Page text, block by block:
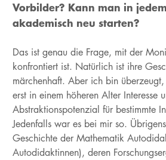
Vorbilder? Kann man in
akademisch neu starten?
Das ist genau die Frage, mit der
konfrontiert ist. Natürlich ist ihre
märchenhaft. Aber ich bin überzeugt,
erst in einem höheren Alter Interesse
Abstraktionspotenzial für bestimmte
Jedenfalls war es bei mir so.
Geschichte der Mathematik
Autodidaktinnen), deren